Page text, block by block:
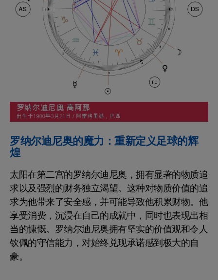
罗纳尔迪尼奥的魔力：重新定义足球的辉
煌
太阳在第二宫的罗纳尔迪尼奥，拥有显著的物质追
求以及强烈的财务独立渴望。这种对物质价值的追
求为他带来了安全感，并可能导致他积累财物。他
享受消费，沉浸在自己的成就中，同时也表现出相
当的慷慨。罗纳尔迪尼奥拥有坚实的价值观和令人
钦佩的守信能力，对始终兑现承诺感到极大的自
豪。